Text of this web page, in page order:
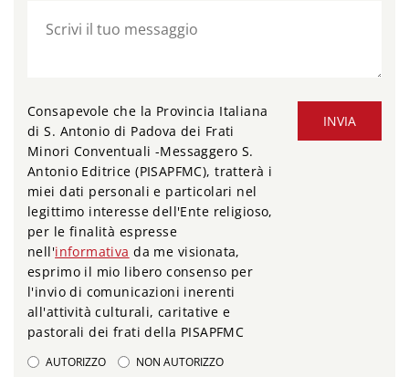
INVIA
Consapevole che la Provincia Italiana
di S. Antonio di Padova dei Frati
Minori Conventuali -Messaggero S.
Antonio Editrice (PISAPFMC), tratterà i
miei dati personali e particolari nel
legittimo interesse dell'Ente religioso,
per le finalità espresse
nell'informativa da me visionata,
esprimo il mio libero consenso per
l'invio di comunicazioni inerenti
all'attività culturali, caritative e
pastorali dei frati della PISAPFMC
AUTORIZZO NON AUTORIZZO